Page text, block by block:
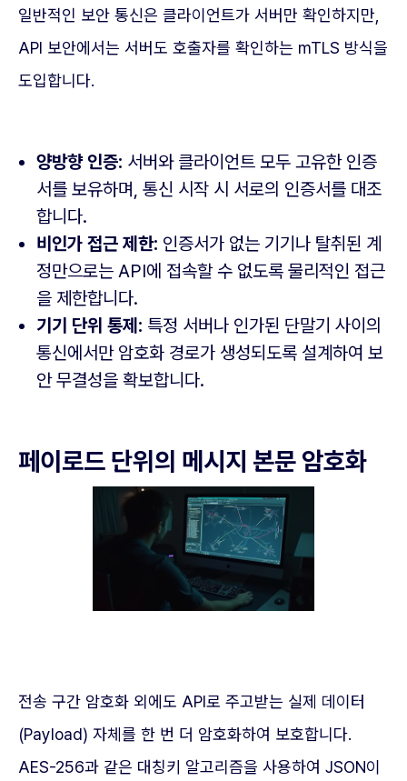
일반적인 보안 통신은 클라이언트가 서버만 확인하지만,
API 보안에서는 서버도 호출자를 확인하는 mTLS 방식을
도입합니다.
양방향 인증: 서버와 클라이언트 모두 고유한 인증
서를 보유하며, 통신 시작 시 서로의 인증서를 대조
합니다.
비인가 접근 제한: 인증서가 없는 기기나 탈취된 계
정만으로는 API에 접속할 수 없도록 물리적인 접근
을 제한합니다.
기기 단위 통제: 특정 서버나 인가된 단말기 사이의
통신에서만 암호화 경로가 생성되도록 설계하여 보
안 무결성을 확보합니다.
페이로드 단위의 메시지 본문 암호화
전송 구간 암호화 외에도 API로 주고받는 실제 데이터
(Payload) 자체를 한 번 더 암호화하여 보호합니다.
AES-256과 같은 대칭키 알고리즘을 사용하여 JSON이